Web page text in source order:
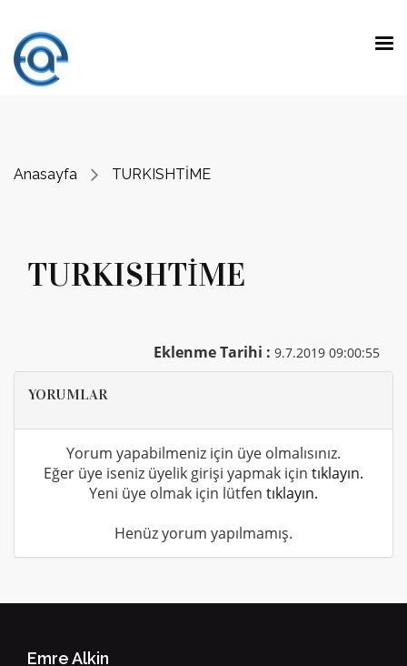
beklenen işleri yapmak değil.
yeteneklerle beklenmeyen işleri yapmaktır."
Anasayfa TURKISHTİME
TURKISHTİME
Eklenme Tarihi : 9.7.2019 09:00:55
YORUMLAR
Yorum yapabilmeniz için üye olmalısınız.
Eğer üye iseniz üyelik girişi yapmak için tıklayın.
Yeni üye olmak için lütfen tıklayın.
Henüz yorum yapılmamış.
Emre Alkin